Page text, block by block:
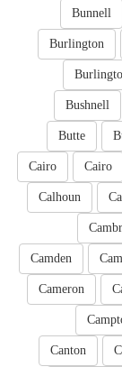
Bunnell
Burlington
Bushnell
Butte
Cairo
Cairo
Calhoun
Camden
Cameron
Canton